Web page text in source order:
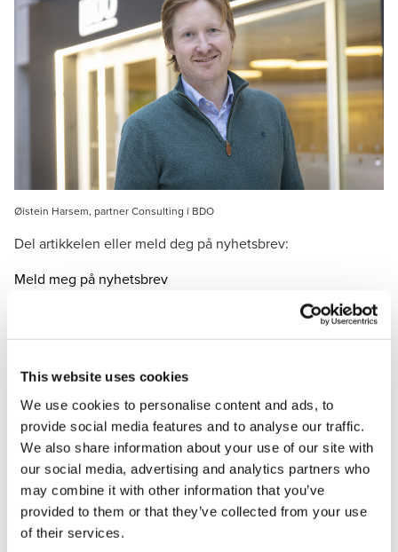
This website uses cookies
We use cookies to personalise content and ads, to
provide social media features and to analyse our traffic.
We also share information about your use of our site with
our social media, advertising and analytics partners who
may combine it with other information that you’ve
provided to them or that they’ve collected from your use
of their services.
Øistein Harsem, partner Consulting i BDO
Del artikkelen eller meld deg på nyhetsbrev:
Meld meg på nyhetsbrev
tilskuddsforvaltning og tilsyn til Direktoratet for høyere
utdanning og kompetanse (HK-dir) de neste fire årene.
Harsem kjenner godt til HK-dir etter å ha jobbet med
dem i over ti år. I tillegg har han lang erfaring med
tilskuddsordninger, blant annet på vegne av Kompetanse
Norge.
Storsatsing innen utdanning